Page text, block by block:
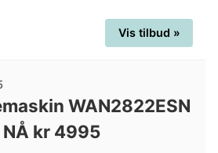
Vis tilbud »
WAN2822ESN
kr 4995